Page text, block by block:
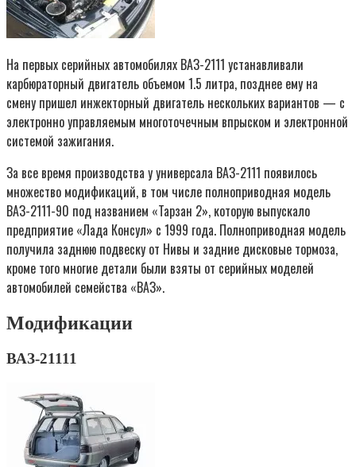
На первых серийных автомобилях ВАЗ-2111 устанавливали
карбюраторный двигатель объемом 1.5 литра, позднее ему на
смену пришел инжекторный двигатель нескольких вариантов — с
электронно управляемым многоточечным впрыском и электронной
системой зажигания.
За все время производства у универсала ВАЗ-2111 появилось
множество модификаций, в том числе полноприводная модель
ВАЗ-2111-90 под названием «Тарзан 2», которую выпускало
предприятие «Лада Консул» с 1999 года. Полноприводная модель
получила заднюю подвеску от Нивы и задние дисковые тормоза,
кроме того многие детали были взяты от серийных моделей
автомобилей семейства «ВАЗ».
Модификации
ВАЗ-21111